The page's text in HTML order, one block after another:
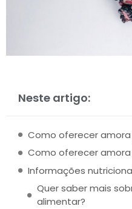
Neste artigo:
Como oferecer
Como oferecer
Informações
Quer saber mais
alimentar?